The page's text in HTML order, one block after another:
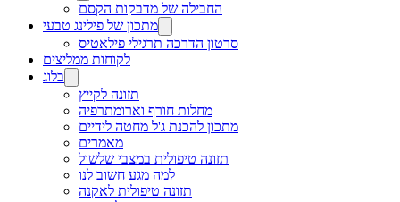
החבילה של מדבקות הקסם
מתכון של פילינג טבעי
סרטון הדרכה תרגילי פילאטיס
לקוחות ממליצים
בלוג
תזונה לקייץ
מחלות חורף וארומתרפיה
מתכון להכנת ג'ל מחטה לידיים
מאמרים
תזונה טיפולית במצבי שלשול
למה מגע חשוב לנו
תזונה טיפולית לאקנה